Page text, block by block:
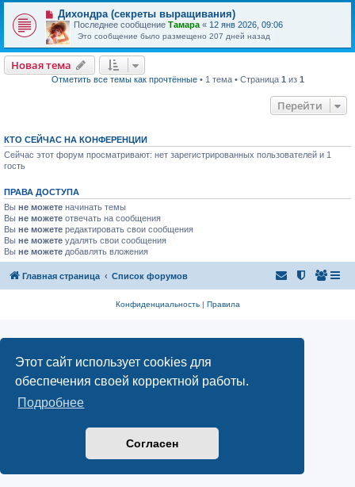
Этот сайт использует cookies для
обеспечения своей корректной работы.
Подробнее
Согласен
Дихондра (секреты выращивания)
Последнее сообщение Тамара « 12 янв 2026, 09:06
Это сообщение было размещено 207 дней назад
Новая тема
Отметить все темы как прочтённые• 1 тема • Страница 1 из 1
Перейти
КТО СЕЙЧАС НА КОНФЕРЕНЦИИ
Сейчас этот форум просматривают: нет зарегистрированных пользователей и 1
гость
ПРАВА ДОСТУПА
Вы не можете начинать темы
Вы не можете отвечать на сообщения
Вы не можете редактировать свои сообщения
Вы не можете удалять свои сообщения
Вы не можете добавлять вложения
Главная страница Список форумов
Конфиденциальность| Правила